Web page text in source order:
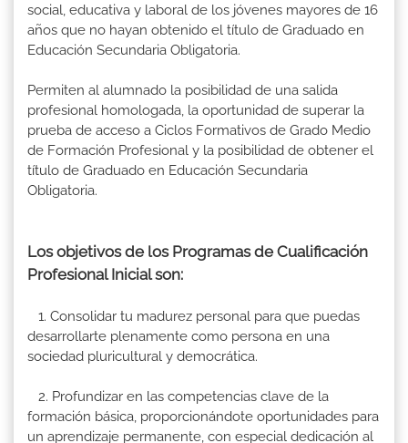
social, educativa y laboral de los jóvenes mayores de 16
años que no hayan obtenido el título de Graduado en
Educación Secundaria Obligatoria.
Permiten al alumnado la posibilidad de una salida
profesional homologada, la oportunidad de superar la
prueba de acceso a Ciclos Formativos de Grado Medio
de Formación Profesional y la posibilidad de obtener el
título de Graduado en Educación Secundaria
Obligatoria.
Los objetivos de los Programas de Cualificación
Profesional Inicial son:
1. Consolidar tu madurez personal para que puedas
desarrollarte plenamente como persona en una
sociedad pluricultural y democrática.
2. Profundizar en las competencias clave de la
formación básica, proporcionándote oportunidades para
un aprendizaje permanente, con especial dedicación al